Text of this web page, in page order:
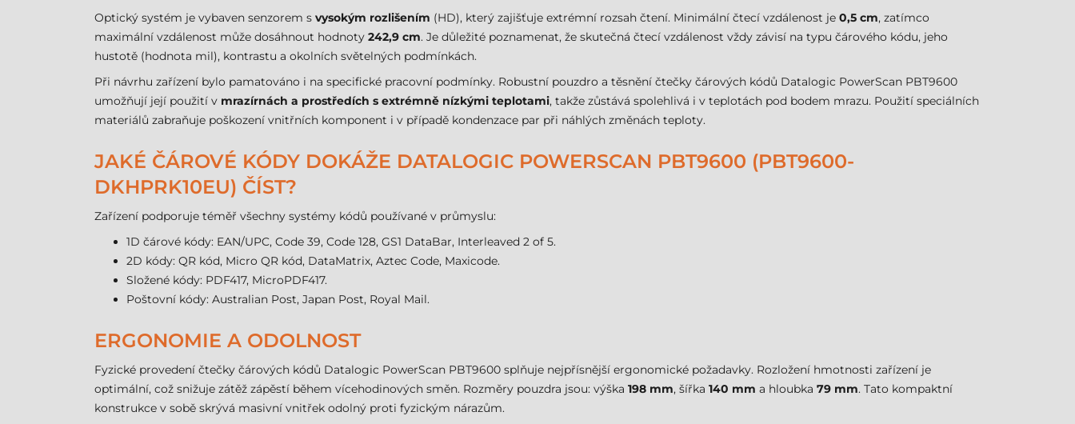
Optický systém je vybaven senzorem s vysokým rozlišením (HD), který zajišťuje extrémní rozsah čtení. Minimální čtecí vzdálenost je 0,5 cm, zatímco
maximální vzdálenost může dosáhnout hodnoty 242,9 cm. Je důležité poznamenat, že skutečná čtecí vzdálenost vždy závisí na typu čárového kódu, jeho
hustotě (hodnota mil), kontrastu a okolních světelných podmínkách.
Při návrhu zařízení bylo pamatováno i na specifické pracovní podmínky. Robustní pouzdro a těsnění čtečky čárových kódů Datalogic PowerScan PBT9600
umožňují její použití v mrazírnách a prostředích s extrémně nízkými teplotami, takže zůstává spolehlivá i v teplotách pod bodem mrazu. Použití speciálních
materiálů zabraňuje poškození vnitřních komponent i v případě kondenzace par při náhlých změnách teploty.
JAKÉ ČÁROVÉ KÓDY DOKÁŽE DATALOGIC POWERSCAN PBT9600 (PBT9600-
DKHPRK10EU) ČÍST?
Zařízení podporuje téměř všechny systémy kódů používané v průmyslu:
1D čárové kódy: EAN/UPC, Code 39, Code 128, GS1 DataBar, Interleaved 2 of 5.
2D kódy: QR kód, Micro QR kód, DataMatrix, Aztec Code, Maxicode.
Složené kódy: PDF417, MicroPDF417.
Poštovní kódy: Australian Post, Japan Post, Royal Mail.
ERGONOMIE A ODOLNOST
Fyzické provedení čtečky čárových kódů Datalogic PowerScan PBT9600 splňuje nejpřísnější ergonomické požadavky. Rozložení hmotnosti zařízení je
optimální, což snižuje zátěž zápěstí během vícehodinových směn. Rozměry pouzdra jsou: výška 198 mm, šířka 140 mm a hloubka 79 mm. Tato kompaktní
konstrukce v sobě skrývá masivní vnitřek odolný proti fyzickým nárazům.